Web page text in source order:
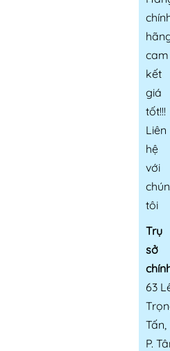
cam
kết
giá
tốt!!!
Liên
hệ
với
tôi
Trụ
sở
63
Tấn,
P.